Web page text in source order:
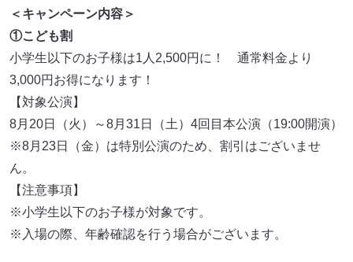
＜キャンペーン内容＞
①こども割
小学生以下のお子様は1人2,500円に！ 通常料金より
3,000円お得になります！
【対象公演】
8⽉20⽇（火）～8⽉31⽇（土）4回目本公演（19:00開演）
※8⽉23⽇（金）は特別公演のため、割引はございませ
ん。
【注意事項】
※小学生以下のお子様が対象です。
※入場の際、年齢確認を行う場合がございます。